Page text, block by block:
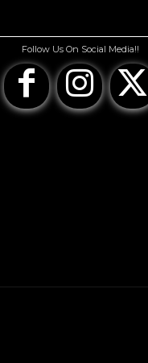
Follow Us On Social Media!!